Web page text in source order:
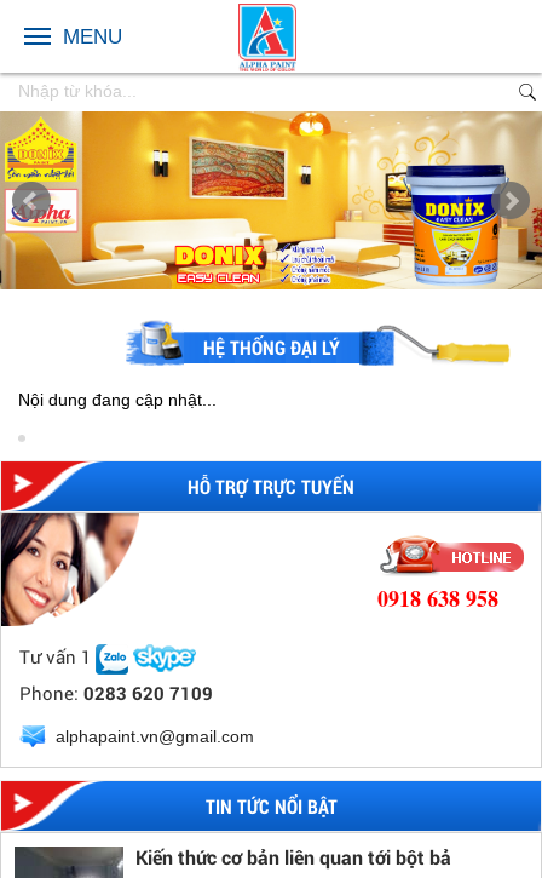
MENU
HỆ THỐNG ĐẠI LÝ
Nội dung đang cập nhật...
HỖ TRỢ TRỰC TUYẾN
0918 638 958
Tư vấn 1
Phone: 0283 620 7109
alphapaint.vn@gmail.com
TIN TỨC NỔI BẬT
Kiến thức cơ bản liên quan tới bột bả
Bột trét tường là gì? Tại sao phải dùng bột trét tường?
Bột trét tường...
Tết đến xuân về,ngoài việc sắm sửa cho gia đình những
Bãi giữ xe vỉa hè quận 1 bị đình chỉ: Người
Bãi giữ xe vỉa hè trên đường Hải Triều cạnh phố đi bộ
Mẹo sơn nhanh và tiết kiệm khi sơn lại tường
Bạn muốn làm mới không gian căn nhà sau nhiều năm sử
dụng, muốn thay đổi...
Kiến thức cơ bản liên quan tới bột bả